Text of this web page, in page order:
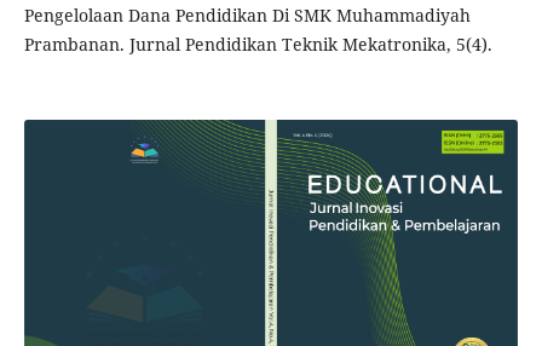
Pengelolaan Dana Pendidikan Di SMK Muhammadiyah
Prambanan. Jurnal Pendidikan Teknik Mekatronika, 5(4).